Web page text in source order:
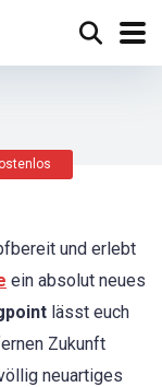
und erlebt
ein absolut neues
lässt euch
Zukunft
neuartiges